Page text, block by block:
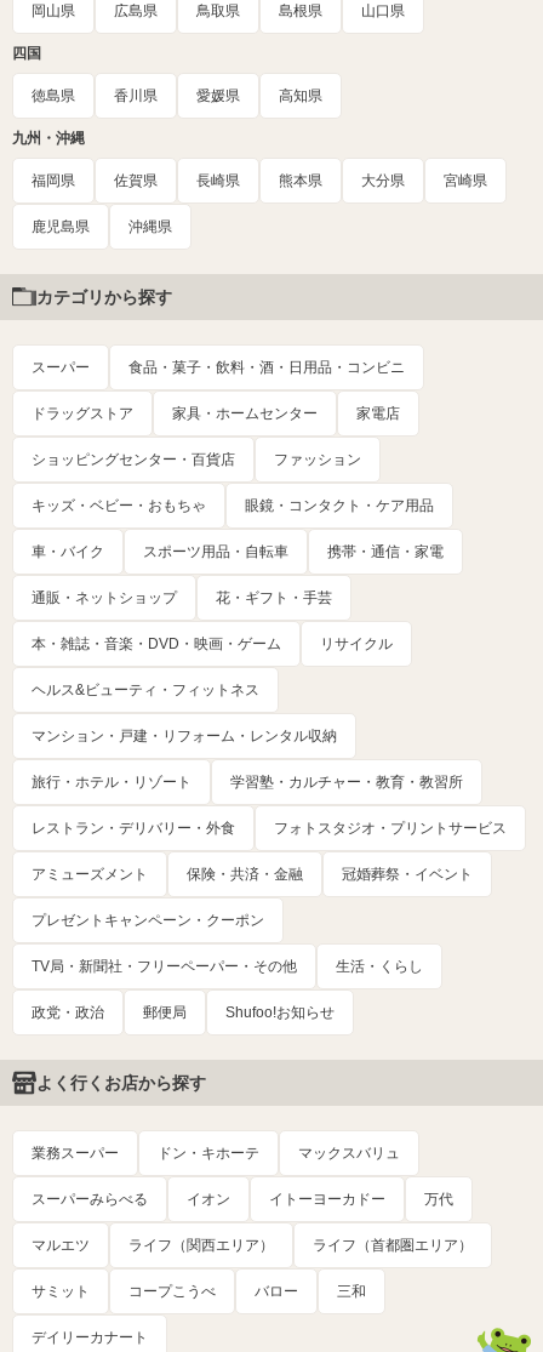
岡山県 広島県 鳥取県 島根県 山口県
四国
徳島県 香川県 愛媛県 高知県
九州・沖縄
福岡県 佐賀県 長崎県 熊本県 大分県 宮崎県
鹿児島県 沖縄県
カテゴリから探す
スーパー 食品・菓子・飲料・酒・日用品・コンビニ
ドラッグストア 家具・ホームセンター 家電店
ショッピングセンター・百貨店 ファッション
キッズ・ベビー・おもちゃ 眼鏡・コンタクト・ケア用品
車・バイク スポーツ用品・自転車 携帯・通信・家電
通販・ネットショップ 花・ギフト・手芸
本・雑誌・音楽・DVD・映画・ゲーム リサイクル
ヘルス&ビューティ・フィットネス
マンション・戸建・リフォーム・レンタル収納
旅行・ホテル・リゾート 学習塾・カルチャー・教育・教習所
レストラン・デリバリー・外食 フォトスタジオ・プリントサービス
アミューズメント 保険・共済・金融 冠婚葬祭・イベント
プレゼントキャンペーン・クーポン
TV局・新聞社・フリーペーパー・その他 生活・くらし
政党・政治 郵便局 Shufoo!お知らせ
よく行くお店から探す
業務スーパー ドン・キホーテ マックスバリュ
スーパーみらべる イオン イトーヨーカドー 万代
マルエツ ライフ（関西エリア） ライフ（首都圏エリア）
サミット コープこうべ バロー 三和
デイリーカナート